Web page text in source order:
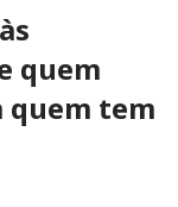
quem
tem